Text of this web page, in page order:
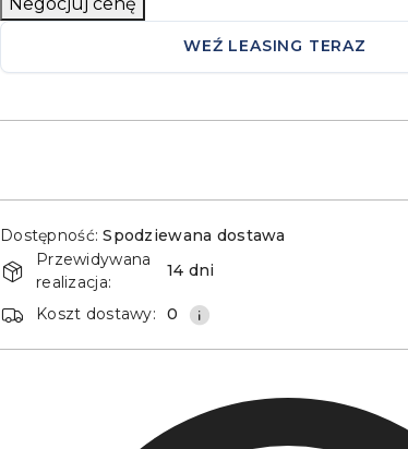
WEŹ LEASING TERAZ
i
dostawa
Dostępność: Spodziewana dostawa
Przewidywana
realizacja:
14 dni
Koszt dostawy: 0